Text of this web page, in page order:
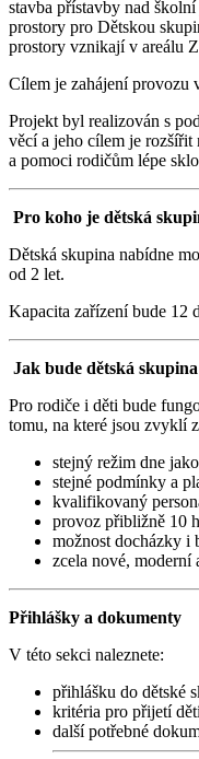
stavba přístavby nad
prostory pro Dětskou
prostory vznikají v areálu
Cílem je zahájení provozu
Projekt byl realizován s
věcí a jeho cílem je rozšířit
a pomoci rodičům lépe
Pro koho je dětská
Dětská skupina nabídne
od 2 let.
Kapacita zařízení bude 12
Jak bude dětská
Pro rodiče i děti bude
tomu, na které jsou zvyklí
stejný režim dne
stejné podmínky a
kvalifikovaný
provoz přibližně 10
možnost docházky i
zcela nové, moderní
Přihlášky a dokumenty
V této sekci naleznete:
přihlášku do dětské
kritéria pro přijetí
další potřebné